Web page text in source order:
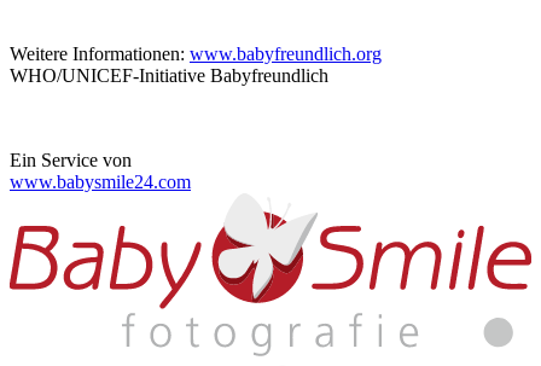
Weitere Informationen: www.babyfreundlich.org
WHO/UNICEF-Initiative Babyfreundlich
Ein Service von
www.babysmile24.com